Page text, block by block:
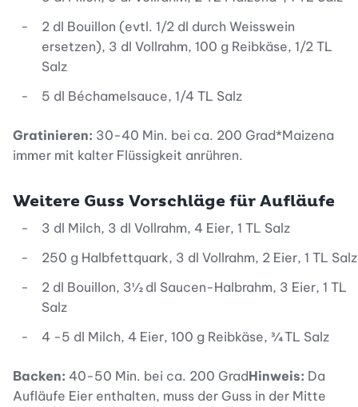
2 dl Bouillon (evtl. 1/2 dl durch Weisswein
ersetzen), 3 dl Vollrahm, 100 g Reibkäse, 1/2 TL
Salz
5 dl Béchamelsauce, 1/4 TL Salz
Gratinieren: 30-40 Min. bei ca. 200 Grad*Maizena
immer mit kalter Flüssigkeit anrühren.
Weitere Guss Vorschläge für Aufläufe
3 dl Milch, 3 dl Vollrahm, 4 Eier, 1 TL Salz
250 g Halbfettquark, 3 dl Vollrahm, 2 Eier, 1 TL Salz
2 dl Bouillon, 3½ dl Saucen-Halbrahm, 3 Eier, 1 TL
Salz
4 -5 dl Milch, 4 Eier, 100 g Reibkäse, ¾ TL Salz
Backen: 40-50 Min. bei ca. 200 GradHinweis: Da
Aufläufe Eier enthalten, muss der Guss in der Mitte